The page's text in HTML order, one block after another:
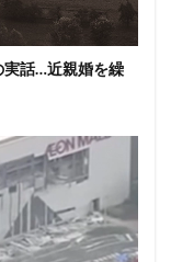
実話…近親婚を繰